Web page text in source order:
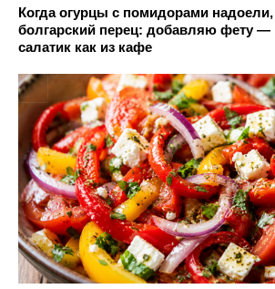
Когда огурцы с помидорами
болгарский перец: добавляю фету —
салатик как из кафе